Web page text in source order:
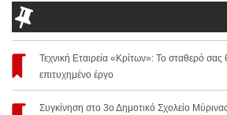
Τεχνική Εταιρεία «Κρίτων»: Το σταθερό σας
επιτυχημένο έργο
Συγκίνηση στο 3ο Δημοτικό Σχολείο